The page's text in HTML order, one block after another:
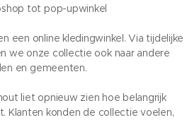
tot pop-upwinkel
een online kledingwinkel. Via tijdelijke
we onze collectie ook naar andere
en gemeenten.
liet opnieuw zien hoe belangrijk
Klanten konden de collectie voelen,